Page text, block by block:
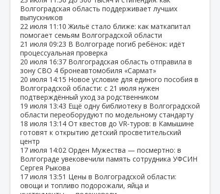
Волгоградская область поддерживает лучших
выпускников
22 июля 11:10 Жильё стало ближе: как маткапитал
помогает семьям Волгоградской области
21 июля 09:23 В Волгограде погиб ребёнок: идёт
процессуальная проверка
20 июля 16:37 Волгоградская область отправила в
зону СВО 4 бронеавтомобиля «Сармат»
20 июля 14:15 Новое условие для единого пособия в
Волгоградской области: с 21 июля нужен
подтверждённый уход за родственником
19 июля 13:43 Ещё одну библиотеку в Волгоградской
области переоборудуют по модельному стандарту
18 июля 13:14 От квестов до VR‑туров: в Камышине
готовят к открытию детский просветительский
центр
17 июля 14:02 Орден Мужества — посмертно: в
Волгограде увековечили память сотрудника УФСИН
Сергея Рыкова
17 июля 13:51 Цены в Волгоградской области:
овощи и топливо подорожали, яйца и